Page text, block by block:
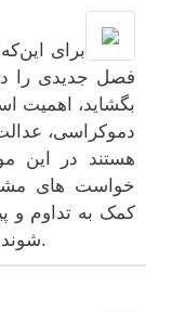
برای
فصل جدیدی را
بگشاید، اهمیت
دموکراسی،
هستند در این
‌خواست های
کمک بە تداوم و
شوند. مردم متحد شکست ناپذیر و پیروزند.